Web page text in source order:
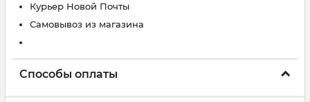
Курьер Новой Почты
Самовывоз из магазина
Способы оплаты